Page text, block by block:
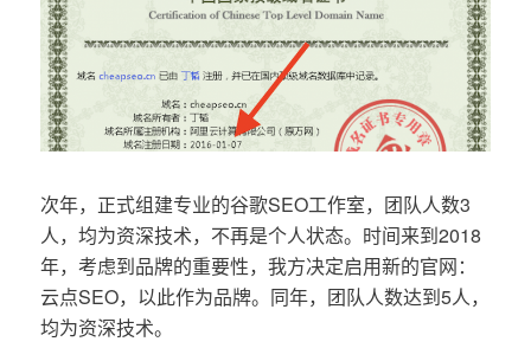
次年，正式组建专业的谷歌SEO工作室，团队人数3
人，均为资深技术，不再是个人状态。时间来到2018
年，考虑到品牌的重要性，我方决定启用新的官网：
云点SEO，以此作为品牌。同年，团队人数达到5人，
均为资深技术。